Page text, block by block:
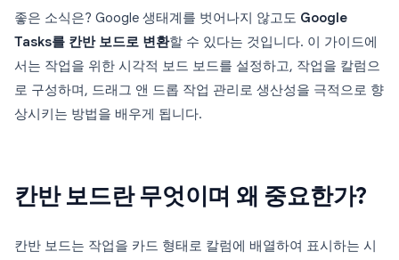
좋은 소식은? Google 생태계를 벗어나지 않고도 Google
Tasks를 칸반 보드로 변환할 수 있다는 것입니다. 이 가이드에
서는 작업을 위한 시각적 보드 보드를 설정하고, 작업을 칼럼으
로 구성하며, 드래그 앤 드롭 작업 관리로 생산성을 극적으로 향
상시키는 방법을 배우게 됩니다.
칸반 보드란 무엇이며 왜 중요한가?
칸반 보드는 작업을 카드 형태로 칼럼에 배열하여 표시하는 시